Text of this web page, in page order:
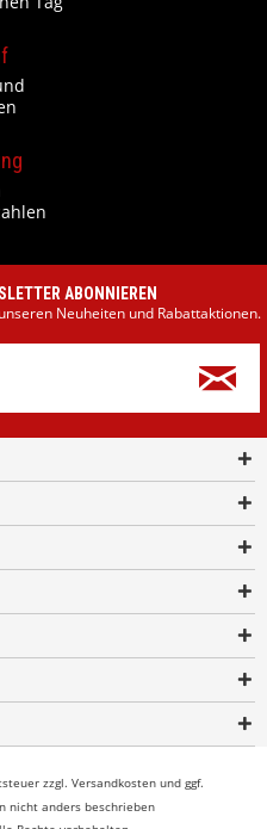
ABONNIEREN
Neuheiten und Rabattaktionen.
zzgl. Versandkosten und ggf.
nicht anders beschrieben